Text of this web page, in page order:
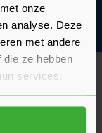
onze
analyse. Deze
met andere
ze hebben
services.
vooral een
mening en
vragen over dit